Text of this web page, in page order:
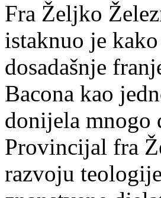
Fra Željko
istaknuo je
dosadašnje
Bacona kao
donijela mnogo
Provincijal fra
razvoju